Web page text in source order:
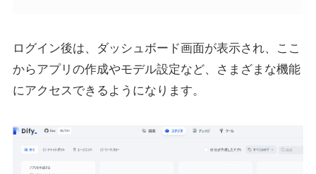
ログイン後は、ダッシュボード画面が表示され、ここ
からアプリの作成やモデル設定など、さまざまな機能
にアクセスできるようになります。